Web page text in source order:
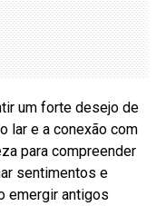
um forte desejo de
lar e a conexão com
para compreender
sentimentos e
emergir antigos